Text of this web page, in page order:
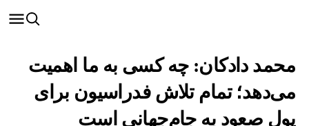
محمد دادکان: چه کسی به ما اهمیت
می‌دهد؛ تمام تلاش فدراسیون برای
پول صعود به جام‌جهانی است